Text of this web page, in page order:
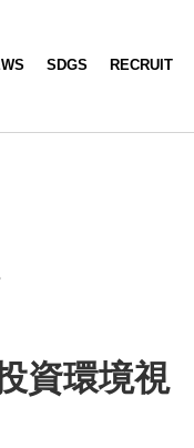
SDGS RECRUIT
資環境視